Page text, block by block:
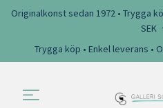
Originalkonst sedan 1972 • Trygga
SEK
Trygga köp • Enkel leverans •